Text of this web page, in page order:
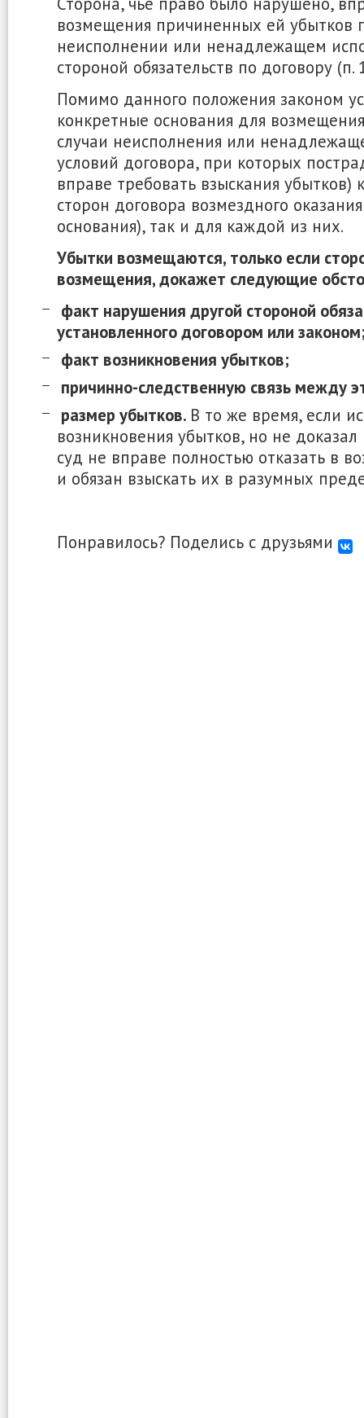
возмещения причиненных ей убытков
неисполнении или ненадлежащем
стороной обязательств по договору (п.
Помимо данного положения законом
конкретные основания для
случаи неисполнения или
условий договора, при которых
вправе требовать взыскания убытков)
сторон договора возмездного
основания), так и для каждой из них.
Убытки возмещаются, только если
возмещения, докажет следующие
факт нарушения другой стороной
установленного договором или
факт возникновения убытков;
причинно-следственную связь между
размер убытков. В то же время, если
возникновения убытков, но не
суд не вправе полностью отказать в
и обязан взыскать их в разумных
Понравилось? Поделись с друзьями